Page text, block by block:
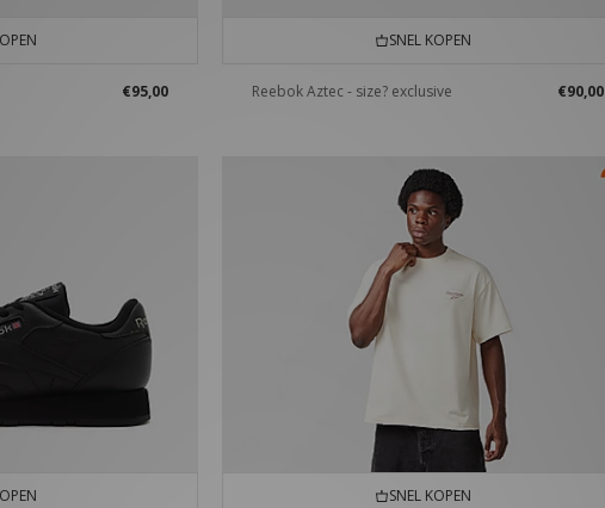
€95,00
SNEL KOPEN
Reebok Aztec - size? exclusive €90,00
SNEL KOPEN